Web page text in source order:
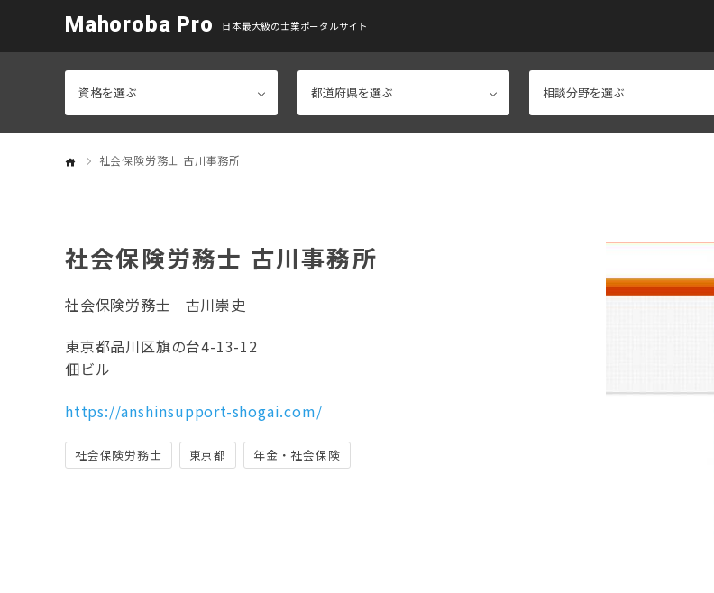
Mahoroba Pro 日本最大級の士業ポータルサイト
社会保険労務士 古川事務所
社会保険労務士 古川事務所
社会保険労務士
古川崇史
東京都品川区旗の台4-13-12
佃ビル
https://anshinsupport-shogai.com/
社会保険労務士 東京都 年金・社会保険